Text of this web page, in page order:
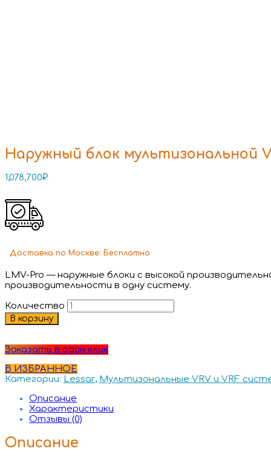
Наружный блок мультизональной
1,078,700₽
Доставка по Москве: Бесплатно
LMV-Pro — наружные блоки с высокой
производительности в одну систему.
Количество
В корзину
Заказать в один клик
В ИЗБРАННОЕ
Категории: Lessar, Мультизональные VRV и VRF
Описание
Характеристики
Отзывы (0)
Описание